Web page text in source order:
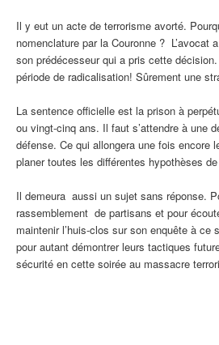
Il y eut un acte de terrorisme avorté.
nomenclature par la Couronne ? L’avocat
son prédécesseur qui a pris cette
période de radicalisation! Sûrement une
La sentence officielle est la prison à
ou vingt-cinq ans. Il faut s’attendre à une
défense. Ce qui allongera une fois encore
planer toutes les différentes hypothèses
Il demeura aussi un sujet sans réponse.
rassemblement de partisans et pour
maintenir l’huis-clos sur son enquête à
pour autant démontrer leurs tactiques
sécurité en cette soirée au massacre